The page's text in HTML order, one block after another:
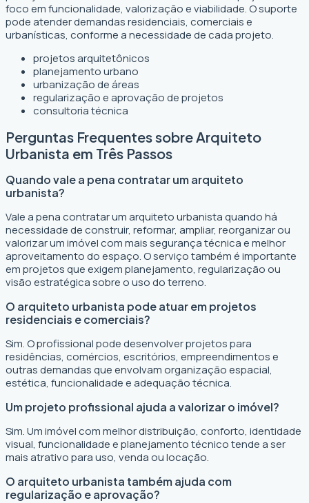
foco em funcionalidade, valorização e viabilidade. O suporte
pode atender demandas residenciais, comerciais e
urbanísticas, conforme a necessidade de cada projeto.
projetos arquitetônicos
planejamento urbano
urbanização de áreas
regularização e aprovação de projetos
consultoria técnica
Perguntas Frequentes sobre Arquiteto
Urbanista em Três Passos
Quando vale a pena contratar um arquiteto
urbanista?
Vale a pena contratar um arquiteto urbanista quando há
necessidade de construir, reformar, ampliar, reorganizar ou
valorizar um imóvel com mais segurança técnica e melhor
aproveitamento do espaço. O serviço também é importante
em projetos que exigem planejamento, regularização ou
visão estratégica sobre o uso do terreno.
O arquiteto urbanista pode atuar em projetos
residenciais e comerciais?
Sim. O profissional pode desenvolver projetos para
residências, comércios, escritórios, empreendimentos e
outras demandas que envolvam organização espacial,
estética, funcionalidade e adequação técnica.
Um projeto profissional ajuda a valorizar o imóvel?
Sim. Um imóvel com melhor distribuição, conforto, identidade
visual, funcionalidade e planejamento técnico tende a ser
mais atrativo para uso, venda ou locação.
O arquiteto urbanista também ajuda com
regularização e aprovação?